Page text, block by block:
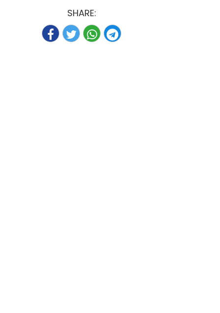
SHARE: